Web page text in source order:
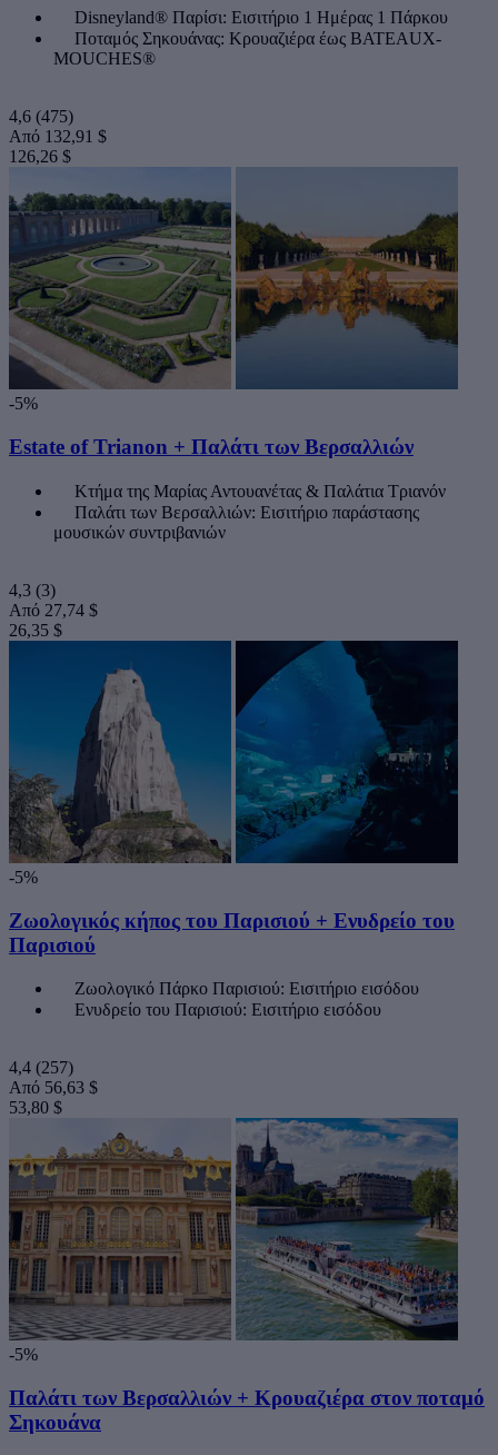
Disneyland® Παρίσι: Εισιτήριο 1 Ημέρας 1 Πάρκου
Ποταμός Σηκουάνας: Κρουαζιέρα έως BATEAUX-
MOUCHES®
4,6 (475)
Από 132,91 $
126,26 $
-5%
Estate of Trianon + Παλάτι των Βερσαλλιών
Κτήμα της Μαρίας Αντουανέτας & Παλάτια Τριανόν
Παλάτι των Βερσαλλιών: Εισιτήριο παράστασης
μουσικών συντριβανιών
4,3 (3)
Από 27,74 $
26,35 $
-5%
Ζωολογικός κήπος του Παρισιού + Ενυδρείο του
Παρισιού
Ζωολογικό Πάρκο Παρισιού: Εισιτήριο εισόδου
Ενυδρείο του Παρισιού: Εισιτήριο εισόδου
4,4 (257)
Από 56,63 $
53,80 $
-5%
Παλάτι των Βερσαλλιών + Κρουαζιέρα στον ποταμό
Σηκουάνα